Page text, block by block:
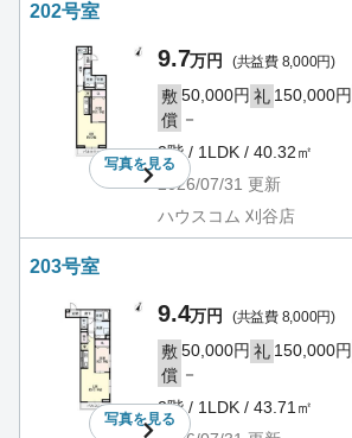
202号室
写真を見る
9.7万円 (共益費 8,000円)
敷50,000円 礼 150,000円
償 －
2階 / 1LDK / 40.32㎡
2026/07/31 更新
ハウスコム 刈谷店
203号室
写真を見る
9.4万円 (共益費 8,000円)
敷50,000円 礼 150,000円
償 －
2階 / 1LDK / 43.71㎡